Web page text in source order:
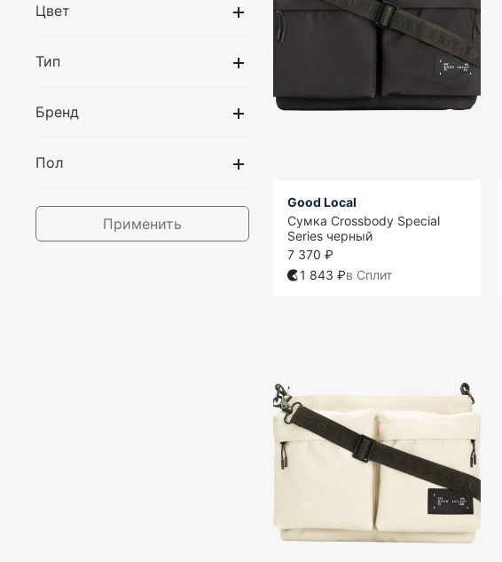
Цвет
Тип
Бренд
Пол
Применить
Good Local
Сумка Crossbody Special
Series черный
7 370 ₽
1 843 ₽в Сплит